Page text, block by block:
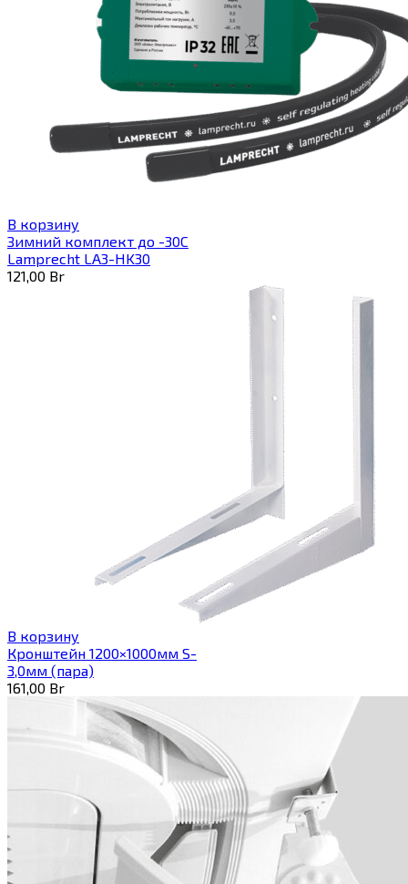
В корзину
Зимний комплект до -30С
Lamprecht LA3-HK30
121,00 Br
В корзину
Кронштейн 1200×1000мм S-
3,0мм (пара)
161,00 Br